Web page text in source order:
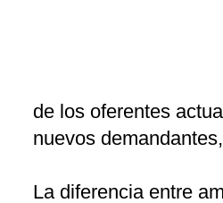
de los oferentes
nuevos
La diferencia entre